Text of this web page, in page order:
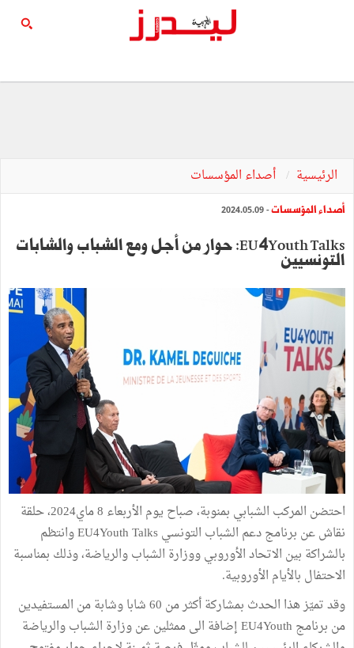
الرئيسية أصداء المؤسسات
أصداء المؤسسات- 2024.05.09
EU4Youth Talks: حوار من أجل ومع الشباب والشابات
التونسيين
احتضن المركب الشبابي بمنوبة، صباح يوم الأربعاء 8 ماي2024، حلقة
نقاش عن برنامج دعم الشباب التونسي EU4Youth Talks وانتظم
بالشراكة بين الاتحاد الأوروبي ووزارة الشباب والرياضة، وذلك بمناسبة
الاحتفال بالأيام الأوروبية.
وقد تميّز هذا الحدث بمشاركة أكثر من 60 شابا وشابة من المستفيدين
من برنامج EU4Youth إضافة الى ممثلين عن وزارة الشباب والرياضة